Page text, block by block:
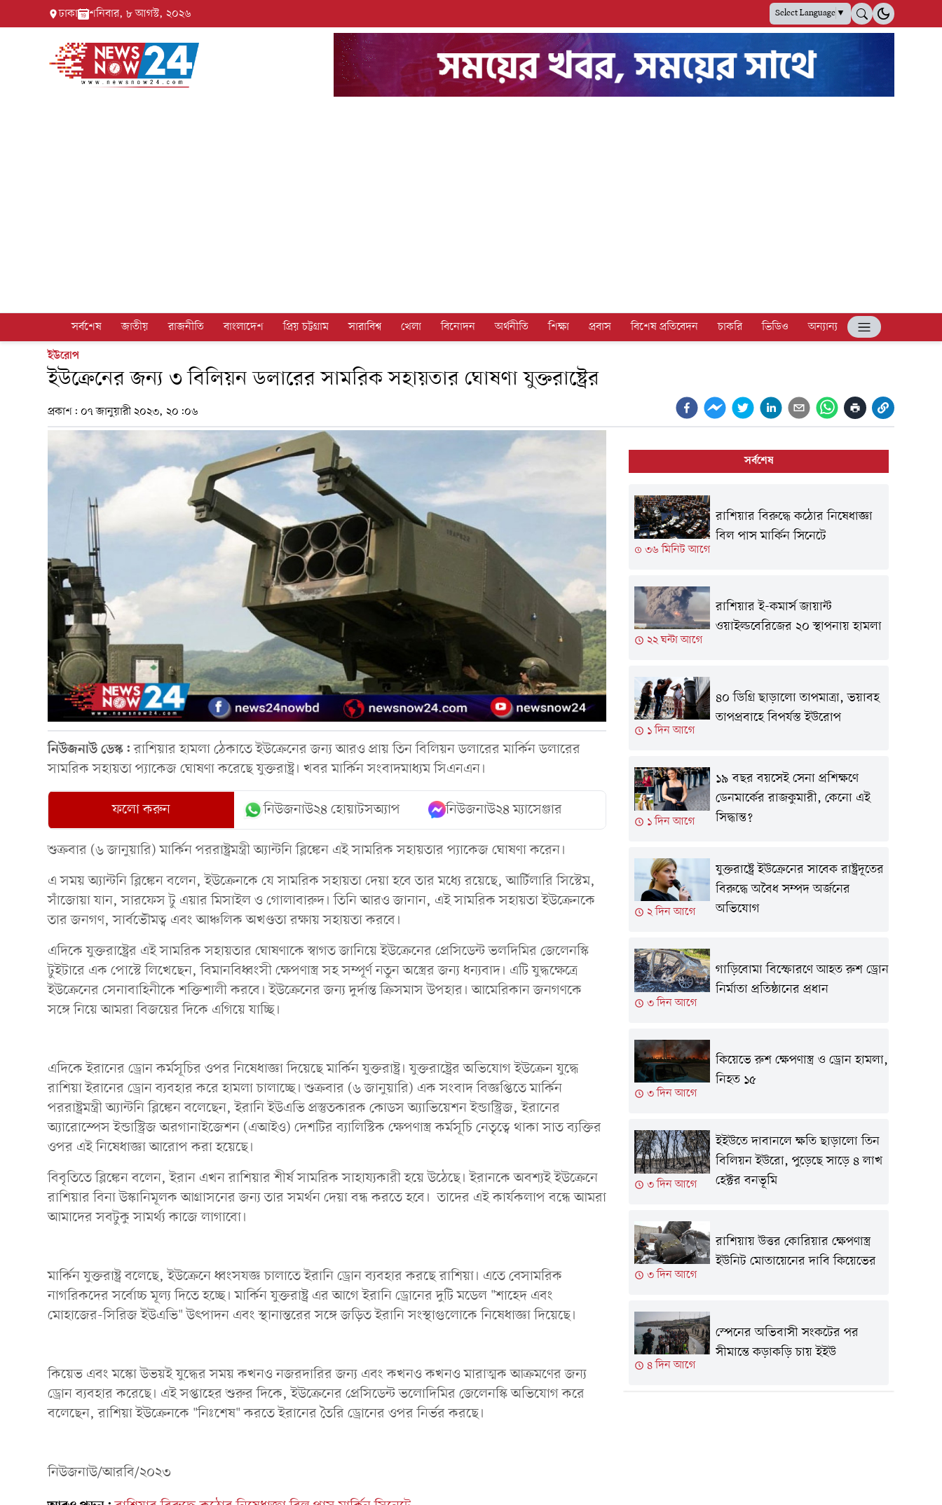
ঢাকা শনিবার, ৮ আগস্ট, ২০২৬ Select Language▼
সর্বশেষ জাতীয় রাজনীতি বাংলাদেশ প্রিয় চট্টগ্রাম সারাবিশ্ব খেলা বিনোদন অর্থনীতি শিক্ষা প্রবাস বিশেষ প্রতিবেদন চাকরি ভিডিও
অন্যান্য
ইউরোপ
ইউক্রেনের জন্য ৩ বিলিয়ন ডলারের সামরিক সহায়তার ঘোষণা যুক্তরাষ্ট্রের
প্রকাশ: ০৭ জানুয়ারী ২০২৩, ২০:০৬
নিউজনাউ ডেস্ক:রাশিয়ার হামলা ঠেকাতে ইউক্রেনের জন্য আরও প্রায় তিন বিলিয়ন ডলারের মার্কিন ডলারের
সামরিক সহায়তা প্যাকেজ ঘোষণা করেছে যুক্তরাষ্ট্র। খবর মার্কিন সংবাদমাধ্যম সিএনএন।
ফলো করুন নিউজনাউ২৪ হোয়াটসঅ্যাপ নিউজনাউ২৪ ম্যাসেঞ্জার
শুক্রবার (৬ জানুয়ারি) মার্কিন পররাষ্ট্রমন্ত্রী অ্যান্টনি ব্লিঙ্কেন এই সামরিক সহায়তার প্যাকেজ ঘোষণা করেন।
এ সময় অ্যান্টনি ব্লিঙ্কেন বলেন, ইউক্রেনকে যে সামরিক সহায়তা দেয়া হবে তার মধ্যে রয়েছে, আর্টিলারি সিস্টেম,
সাঁজোয়া যান, সারফেস টু এয়ার মিসাইল ও গোলাবারুদ। তিনি আরও জানান, এই সামরিক সহায়তা ইউক্রেনকে
তার জনগণ, সার্বভৌমত্ব এবং আঞ্চলিক অখণ্ডতা রক্ষায় সহায়তা করবে।
এদিকে যুক্তরাষ্ট্রের এই সামরিক সহায়তার ঘোষণাকে স্বাগত জানিয়ে ইউক্রেনের প্রেসিডেন্ট ভলদিমির জেলেনস্কি
টুইটারে এক পোস্টে লিখেছেন, বিমানবিধ্বংসী ক্ষেপণাস্ত্র সহ সম্পূর্ণ নতুন অস্ত্রের জন্য ধন্যবাদ। এটি যুদ্ধক্ষেত্রে
ইউক্রেনের সেনাবাহিনীকে শক্তিশালী করবে। ইউক্রেনের জন্য দুর্দান্ত ক্রিসমাস উপহার। আমেরিকান জনগণকে
সঙ্গে নিয়ে আমরা বিজয়ের দিকে এগিয়ে যাচ্ছি।
এদিকে ইরানের ড্রোন কর্মসূচির ওপর নিষেধাজ্ঞা দিয়েছে মার্কিন যুক্তরাষ্ট্র। যুক্তরাষ্ট্রের অভিযোগ ইউক্রেন যুদ্ধে
রাশিয়া ইরানের ড্রোন ব্যবহার করে হামলা চালাচ্ছে। শুক্রবার (৬ জানুয়ারি) এক সংবাদ বিজ্ঞপ্তিতে মার্কিন
পররাষ্ট্রমন্ত্রী অ্যান্টনি ব্লিঙ্কেন বলেছেন, ইরানি ইউএভি প্রস্তুতকারক কোডস অ্যাভিয়েশন ইন্ডাস্ট্রিজ, ইরানের
অ্যারোস্পেস ইন্ডাস্ট্রিজ অরগানাইজেশন (এআইও) দেশটির ব্যালিস্টিক ক্ষেপণাস্ত্র কর্মসূচি নেতৃত্বে থাকা সাত ব্যক্তির
ওপর এই নিষেধাজ্ঞা আরোপ করা হয়েছে।
বিবৃতিতে ব্লিঙ্কেন বলেন, ইরান এখন রাশিয়ার শীর্ষ সামরিক সাহায্যকারী হয়ে উঠেছে। ইরানকে অবশ্যই ইউক্রেনে
রাশিয়ার বিনা উস্কানিমূলক আগ্রাসনের জন্য তার সমর্থন দেয়া বন্ধ করতে হবে। তাদের এই কার্যকলাপ বন্ধে আমরা
আমাদের সবটুকু সামর্থ্য কাজে লাগাবো।
মার্কিন যুক্তরাষ্ট্র বলেছে, ইউক্রেনে ধ্বংসযজ্ঞ চালাতে ইরানি ড্রোন ব্যবহার করছে রাশিয়া। এতে বেসামরিক
নাগরিকদের সর্বোচ্চ মূল্য দিতে হচ্ছে। মার্কিন যুক্তরাষ্ট্র এর আগে ইরানি ড্রোনের দুটি মডেল "শাহেদ এবং
মোহাজের-সিরিজ ইউএভি" উৎপাদন এবং স্থানান্তরের সঙ্গে জড়িত ইরানি সংস্থাগুলোকে নিষেধাজ্ঞা দিয়েছে।
কিয়েভ এবং মস্কো উভয়ই যুদ্ধের সময় কখনও নজরদারির জন্য এবং কখনও কখনও মারাত্মক আক্রমণের জন্য
ড্রোন ব্যবহার করেছে। এই সপ্তাহের শুরুর দিকে, ইউক্রেনের প্রেসিডেন্ট ভলোদিমির জেলেনস্কি অভিযোগ করে
বলেছেন, রাশিয়া ইউক্রেনকে "নিঃশেষ" করতে ইরানের তৈরি ড্রোনের ওপর নির্ভর করছে।
নিউজনাউ/আরবি/২০২৩
সর্বশেষ
৩৬ মিনিট আগে
রাশিয়ার বিরুদ্ধে কঠোর নিষেধাজ্ঞা
বিল পাস মার্কিন সিনেটে
২২ ঘন্টা আগে
রাশিয়ার ই-কমার্স জায়ান্ট
ওয়াইল্ডবেরিজের ২০ স্থাপনায় হামলা
১ দিন আগে
৪০ ডিগ্রি ছাড়ালো তাপমাত্রা, ভয়াবহ
তাপপ্রবাহে বিপর্যস্ত ইউরোপ
১ দিন আগে
১৯ বছর বয়সেই সেনা প্রশিক্ষণে
ডেনমার্কের রাজকুমারী, কেনো এই
সিদ্ধান্ত?
২ দিন আগে
যুক্তরাষ্ট্রে ইউক্রেনের সাবেক রাষ্ট্রদূতের
বিরুদ্ধে অবৈধ সম্পদ অর্জনের
অভিযোগ
৩ দিন আগে
গাড়িবোমা বিস্ফোরণে আহত রুশ ড্রোন
নির্মাতা প্রতিষ্ঠানের প্রধান
৩ দিন আগে
কিয়েভে রুশ ক্ষেপণাস্ত্র ও ড্রোন হামলা,
নিহত ১৫
৩ দিন আগে
ইইউতে দাবানলে ক্ষতি ছাড়ালো তিন
বিলিয়ন ইউরো, পুড়েছে সাড়ে ৪ লাখ
হেক্টর বনভূমি
৩ দিন আগে
রাশিয়ায় উত্তর কোরিয়ার ক্ষেপণাস্ত্র
ইউনিট মোতায়েনের দাবি কিয়েভের
৪ দিন আগে
স্পেনের অভিবাসী সংকটের পর
সীমান্তে কড়াকড়ি চায় ইইউ